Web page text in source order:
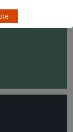
VOS TRAVAUX